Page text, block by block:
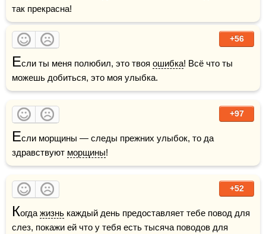
так прекрасна!
+56
Если ты меня полюбил, это твоя ошибка! Всё что ты
можешь добиться, это моя улыбка.
+97
Если морщины — следы прежних улыбок, то да
здравствуют морщины!
+52
Когда жизнь каждый день предоставляет тебе повод для
слез, покажи ей что у тебя есть тысяча поводов для